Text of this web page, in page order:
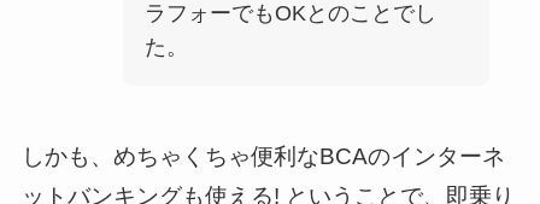
ラフォーでもOKとのことでし
た。
しかも、めちゃくちゃ便利なBCAのインターネ
ットバンキングも使える! ということで、即乗り